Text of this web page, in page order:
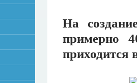
На
примерно
приходится